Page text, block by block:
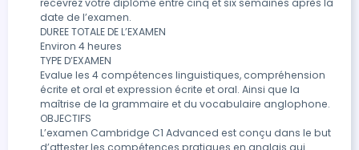
recevrez votre diplôme entre cinq et six semaines après la
date de l’examen.
DUREE TOTALE DE L’EXAMEN
Environ 4 heures
TYPE D’EXAMEN
Evalue les 4 compétences linguistiques, compréhension
écrite et oral et expression écrite et oral. Ainsi que la
maîtrise de la grammaire et du vocabulaire anglophone.
OBJECTIFS
L’examen Cambridge C1 Advanced est conçu dans le but
d’attester les compétences pratiques en anglais qui